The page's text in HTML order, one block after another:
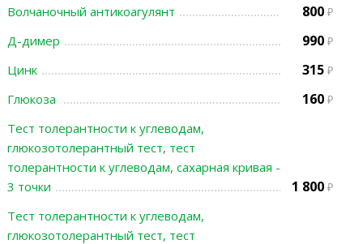
Волчаночный антикоагулянт 800
Д-димер 990
Цинк 315
Глюкоза 160
Тест толерантности к углеводам,
глюкозотолерантный тест, тест
толерантности к углеводам, сахарная кривая -
3 точки
1 800
Тест толерантности к углеводам,
глюкозотолерантный тест, тест